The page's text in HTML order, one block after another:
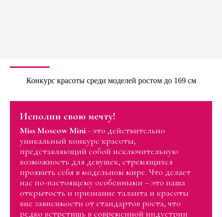
Конкурс красоты среди моделей ростом до 169 см
Исполни свою мечту!
Miss Moscow Mini- это действительно
уникальный конкурс красоты,
представляющий собой исключительную
возможность для девушек, стремящихся
проявить себя в модельном мире. Что делает
нас по-настоящему особенными – это наша
открытость и признание таланта и красоты
вне зависимости от стандартов роста, что
редко встретишь в современной индустрии